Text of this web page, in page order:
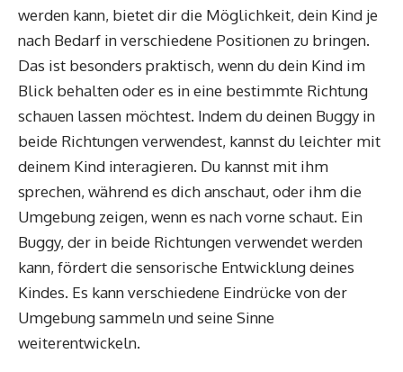
werden kann, bietet dir die Möglichkeit, dein Kind je
nach Bedarf in verschiedene Positionen zu bringen.
Das ist besonders praktisch, wenn du dein Kind im
Blick behalten oder es in eine bestimmte Richtung
schauen lassen möchtest. Indem du deinen Buggy in
beide Richtungen verwendest, kannst du leichter mit
deinem Kind interagieren. Du kannst mit ihm
sprechen, während es dich anschaut, oder ihm die
Umgebung zeigen, wenn es nach vorne schaut. Ein
Buggy, der in beide Richtungen verwendet werden
kann, fördert die sensorische Entwicklung deines
Kindes. Es kann verschiedene Eindrücke von der
Umgebung sammeln und seine Sinne
weiterentwickeln.